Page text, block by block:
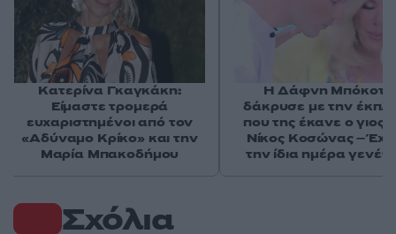
Σχόλια
Κατερίνα Γκαγκάκη:
Είμαστε τρομερά
ευχαριστημένοι από τον
«Αδύναμο Κρίκο» και την
Μαρία Μπακοδήμου
Η Δάφνη Μπόκοτα
δάκρυσε με την
που της έκανε ο γιος
Νίκος Κοσώνας –
την ίδια ημέρα